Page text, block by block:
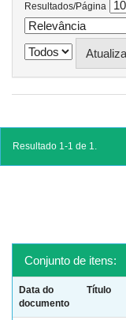
Resultados/Página
Resultado 1-1 de 1.
Conjunto de itens:
Data do
documento
Título